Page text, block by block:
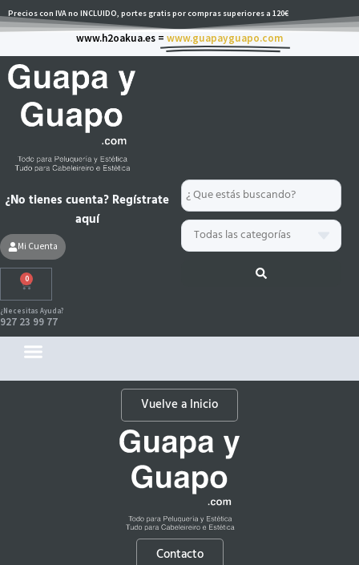
al
Precios con IVA no INCLUIDO, portes gratis por compras superiores a 120€
www.h2oakua.es = www.guapayguapo.com
Search
...
¿No tienes cuenta? Regístrate
aquí
Mi Cuenta
0
Carrito
¿Necesitas Ayuda?
927 23 99 77
Vuelve a Inicio
Contacto